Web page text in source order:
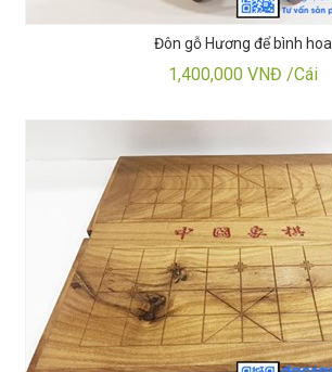
Đôn gỗ Hương để bình hoa
1,400,000 VNĐ /Cái